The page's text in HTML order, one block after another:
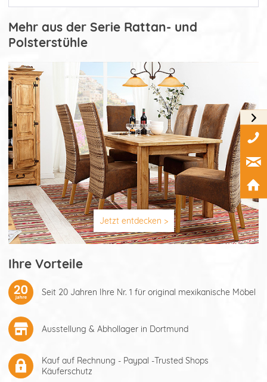
Mehr aus der Serie Rattan- und
Polsterstühle
Jetzt entdecken >
Ihre Vorteile
Seit 20 Jahren Ihre Nr. 1 für original mexikanische Möbel
Ausstellung & Abhollager in Dortmund
Kauf auf Rechnung - Paypal -Trusted Shops
Käuferschutz